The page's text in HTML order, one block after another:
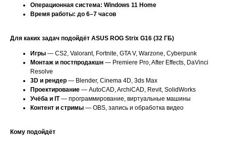
Операционная система: Windows 11 Home
Время работы: до 6–7 часов
Для каких задач подойдёт ASUS ROG Strix G16 (32 ГБ)
Игры — CS2, Valorant, Fortnite, GTA V, Warzone, Cyberpunk
Монтаж и постпродакшн — Premiere Pro, After Effects, DaVinci
Resolve
3D и рендер — Blender, Cinema 4D, 3ds Max
Проектирование — AutoCAD, ArchiCAD, Revit, SolidWorks
Учёба и IT— программирование, виртуальные машины
Контент и стримы — OBS, запись и обработка видео
Кому подойдёт